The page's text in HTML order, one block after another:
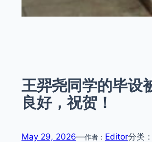
王羿尧同学的毕设
良好，祝贺！
May 29, 2026—作者： Editor分类：